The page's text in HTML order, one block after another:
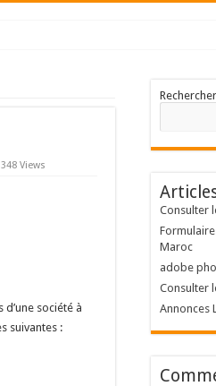
348 Views
société à
suivantes :
Rechercher
Consulter
Maroc
adobe
Consulter
Annonces